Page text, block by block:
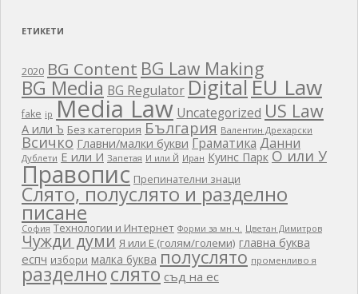
ЕТИКЕТИ
2020 BG Content BG Law Making
BG Media BG RegulatorDigitalEU Law
fake ip Media Law Uncategorized US Law
А или Ъ Без категория България Валентин Дрехарски
Всичко Главни/малки букви Граматика Данни
Дублети Е или И Запетая И или Й Иран Куинс Парк О или У
Правопис Препинателни знаци
Слято, полуслято и разделно
писане
София Технологии и Интернет Форми за мн.ч. Цветан Димитров
Чужди думи Я или Е (голям/големи) главна буква
еспч избори малка буква полуслято променливо я
разделнослято съд на ес